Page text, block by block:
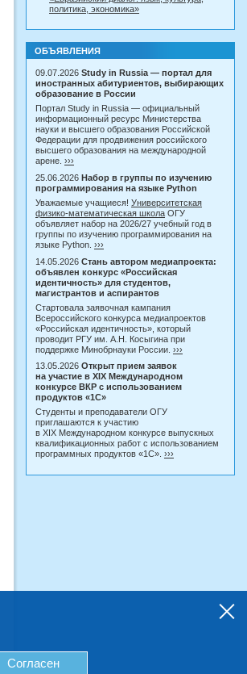
Согласен
политика, экономика»
ОБЪЯВЛЕНИЯ
09.07.2026 Study in Russia — портал для
иностранных абитуриентов, выбирающих
образование в России
Портал Study in Russia — официальный
информационный ресурс Министерства
науки и высшего образования Российской
Федерации для продвижения российского
высшего образования на международной
арене. ›››
25.06.2026 Набор в группы по изучению
программирования на языке Python
Уважаемые учащиеся! Университетская
физико-математическая школа ОГУ
объявляет набор на 2026/27 учебный год в
группы по изучению программирования на
языке Python. ›››
14.05.2026 Стань автором медиапроекта:
объявлен конкурс «Российская
идентичность» для студентов,
магистрантов и аспирантов
Стартовала заявочная кампания
Всероссийского конкурса медиапроектов
«Российская идентичность», который
проводит РГУ им. А.Н. Косыгина при
поддержке Минобрнауки России. ›››
13.05.2026 Открыт прием заявок
на участие в XIX Международном
конкурсе ВКР с использованием
продуктов «1С»
Студенты и преподаватели ОГУ
приглашаются к участию
в XIX Международном конкурсе выпускных
квалификационных работ с использованием
программных продуктов «1С». ›››